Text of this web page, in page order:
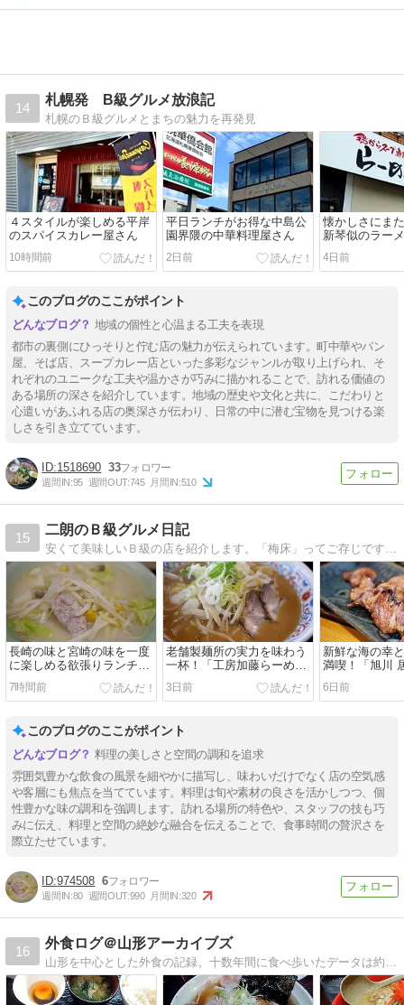
14
札幌発 B級グルメ放浪記
札幌のＢ級グルメとまちの魅力を再発見
４スタイルが楽しめる平岸
のスパイスカレー屋さん
10時間前
平日ランチがお得な中島公
園界隈の中華料理屋さん
2日前
懐かしさにま
新琴似のラー
4日前
このブログのここがポイント
地域の個性と心温まる工夫を表現
都市の裏側にひっそりと佇む店の魅力が伝えられています。町中華やパン
屋、そば店、スープカレー店といった多彩なジャンルが取り上げられ、そ
れぞれのユニークな工夫や温かさが巧みに描かれることで、訪れる価値の
ある場所の深さを紹介しています。地域の歴史や文化と共に、こだわりと
心遣いがあふれる店の奥深さが伝わり、日常の中に潜む宝物を見つける楽
しさを引き立てています。
1518690 33
週間IN:95 週間OUT:745 月間IN:510
15
二朗のＢ級グルメ日記
安くて美味しいＢ級の店を紹介します。「梅床」ってご存じですか？和歌山の隠れたヒット商品です！
長崎の味と宮崎の味を一度
に楽しめる欲張りランチ！
「福こい食堂」旭川市東光
7時間前
老舗製麺所の実力を味わう
一杯！「工房加藤らーめ
ん」旭川市神楽
3日前
新鮮な海の幸
満喫！「旭川
ろう亭」旭川
6日前
このブログのここがポイント
料理の美しさと空間の調和を追求
雰囲気豊かな飲食の風景を細やかに描写し、味わいだけでなく店の空気感
や客層にも焦点を当てています。料理は旬や素材の良さを活かしつつ、個
性豊かな味の調和を強調します。訪れる場所の特色や、スタッフの技も巧
みに伝え、料理と空間の絶妙な融合を伝えることで、食事時間の贅沢さを
際立たせています。
974508 6
週間IN:80 週間OUT:990 月間IN:320
16
外食ログ＠山形アーカイブズ